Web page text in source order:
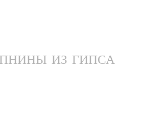
ИЗ ГИПСА